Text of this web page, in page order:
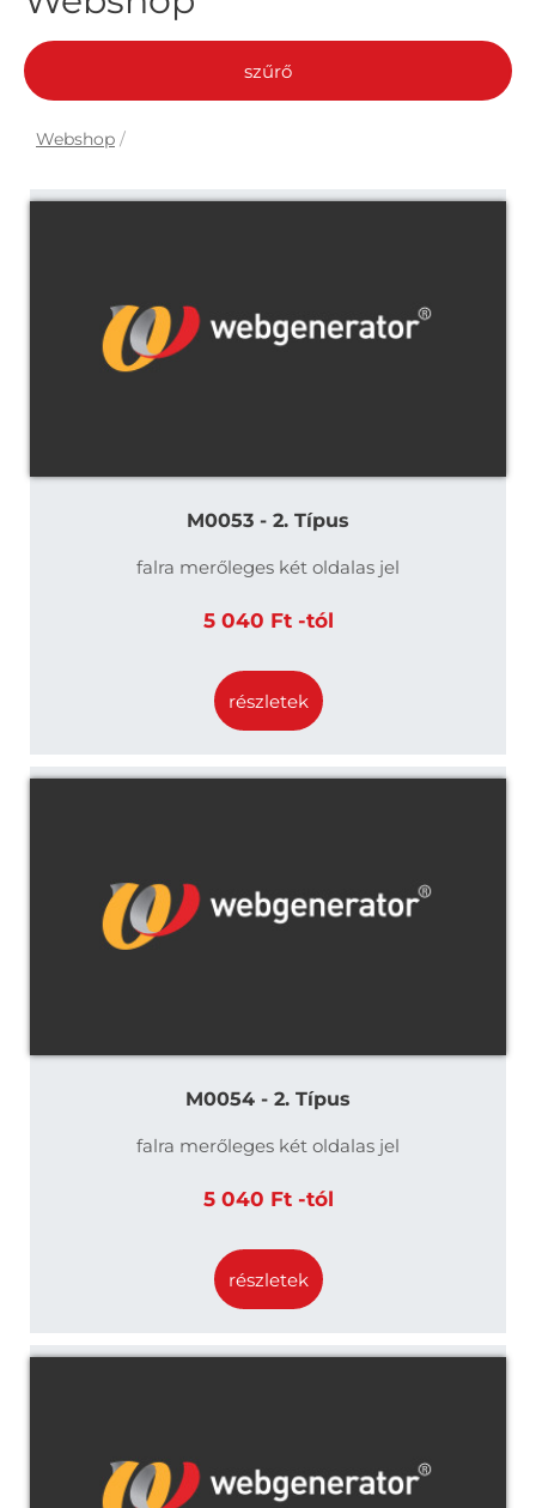
szűrő
Webshop /
M0053 - 2. Típus
falra merőleges két oldalas jel
5 040 Ft -tól
részletek
M0054 - 2. Típus
falra merőleges két oldalas jel
5 040 Ft -tól
részletek